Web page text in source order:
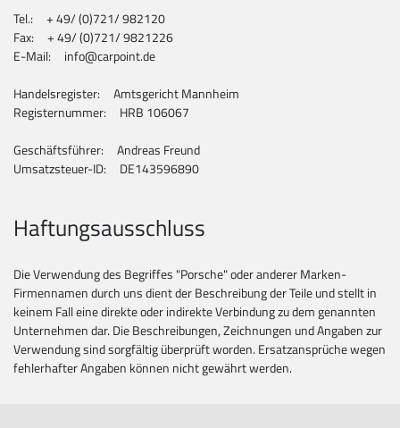
Tel.: + 49/ (0)721/ 982120
Fax: + 49/ (0)721/ 9821226
E-Mail: info@carpoint.de
Handelsregister: Amtsgericht Mannheim
Registernummer: HRB 106067
Geschäftsführer: Andreas Freund
Umsatzsteuer-ID: DE143596890
Haftungsausschluss
Die Verwendung des Begriffes "Porsche" oder anderer Marken-
Firmennamen durch uns dient der Beschreibung der Teile und stellt in
keinem Fall eine direkte oder indirekte Verbindung zu dem genannten
Unternehmen dar. Die Beschreibungen, Zeichnungen und Angaben zur
Verwendung sind sorgfältig überprüft worden. Ersatzansprüche wegen
fehlerhafter Angaben können nicht gewährt werden.